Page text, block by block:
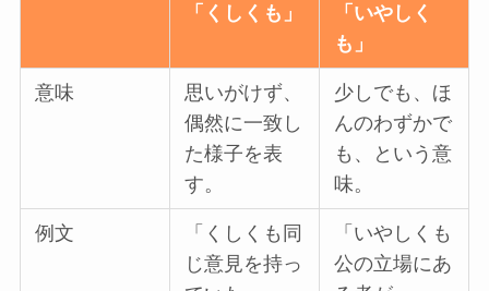
「くしくも」
「いやしく
も」
意味
思いがけず、
偶然に一致し
た様子を表
す。
少しでも、ほ
んのわずかで
も、という意
味。
例文
「くしくも同
じ意見を持っ
「いやしくも
公の立場にあ